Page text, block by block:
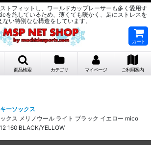
トフィットし、ワールドカップレーサーも多く愛用す
を施しているため、薄くても暖かく、足にストレスを
ない特別なな構造をしています。
カート
商品検索 カテゴリ マイページ ご利用案内
ーソックス
クス メリノウール ライト ブラック イエロー mico
160 BLACK/YELLOW